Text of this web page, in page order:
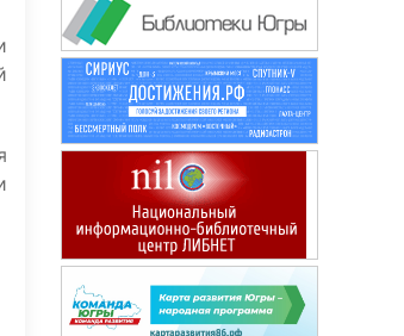
сила